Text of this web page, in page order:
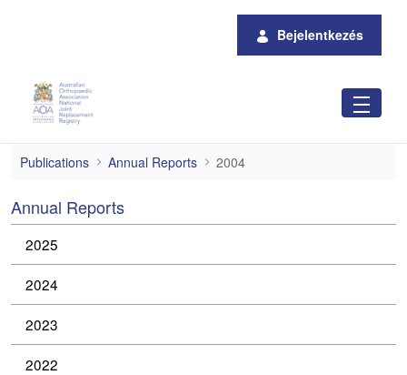
Bejelentkezés
2004
Publications Annual Reports 2004
Annual Reports
2025
2024
2023
2022